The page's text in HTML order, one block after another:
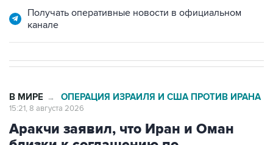
Аракчи заявил, что Иран и Оман
близки к соглашению по
Ормузскому проливу